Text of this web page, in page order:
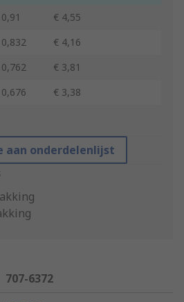
€ 4,55
€ 4,16
€ 3,81
€ 3,38
aan onderdelenlijst
707-6372